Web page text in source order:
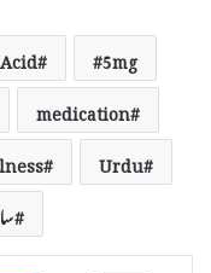
5mg
medication
Urdu